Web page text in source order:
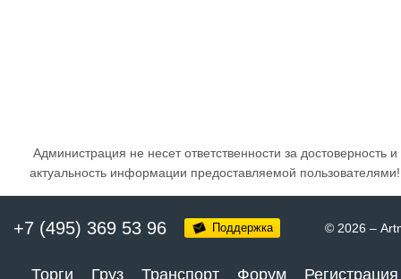
Администрация не несет ответственности за достоверность и
актуальность информации предоставляемой пользователями!
+7 (495) 369 53 96 Поддержка © 2026 –
Торги Груз Транспорт Форум Регистрация